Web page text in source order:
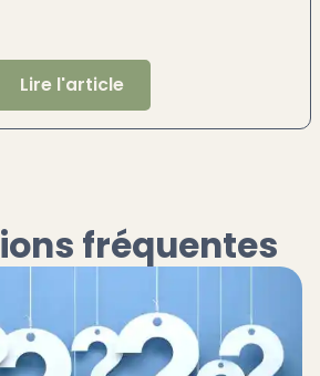
Lire l'article
fréquentes